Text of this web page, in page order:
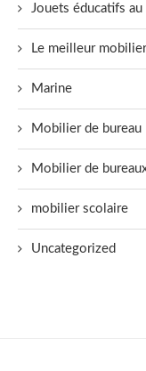
Jouets éducatifs
Le meilleur
Marine
Mobilier de bureau
Mobilier de
mobilier scolaire
Uncategorized